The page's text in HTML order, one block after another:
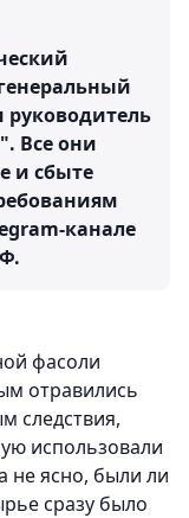
Все они
и сбыте
канале
фасоли
отравились
следствия,
использовали
не ясно, были ли
сразу было